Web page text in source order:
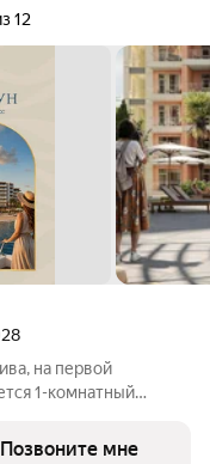
12
на первой
1-комнатный
премиум-класса
Позвоните мне